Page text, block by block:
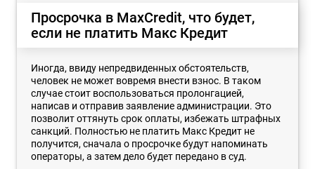
Просрочка в MaxCredit, что будет,
если не платить Макс Кредит
Иногда, ввиду непредвиденных обстоятельств,
человек не может вовремя внести взнос. В таком
случае стоит воспользоваться пролонгацией,
написав и отправив заявление администрации. Это
позволит оттянуть срок оплаты, избежать штрафных
санкций. Полностью не платить Макс Кредит не
получится, сначала о просрочке будут напоминать
операторы, а затем дело будет передано в суд.